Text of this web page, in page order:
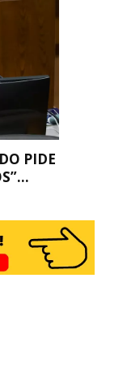
PIDE